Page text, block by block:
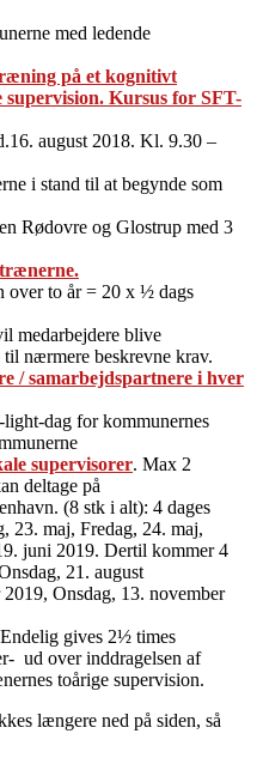
med ledende
på et kognitivt
supervision. Kursus for SFT-
august 2018. Kl. 9.30 –
i stand til at begynde som
Rødovre og Glostrup med 3
over to år = 20 x ½ dags
medarbejdere blive
nærmere beskrevne krav.
/ samarbejdspartnere i hver
dag for kommunernes
supervisorer. Max 2
deltage på
(8 stk i alt): 4 dages
23. maj, Fredag, 24. maj,
juni 2019. Dertil kommer 4
21. august
Onsdag, 13. november
gives 2½ times
ud over inddragelsen af
toårige supervision.
længere ned på siden, så